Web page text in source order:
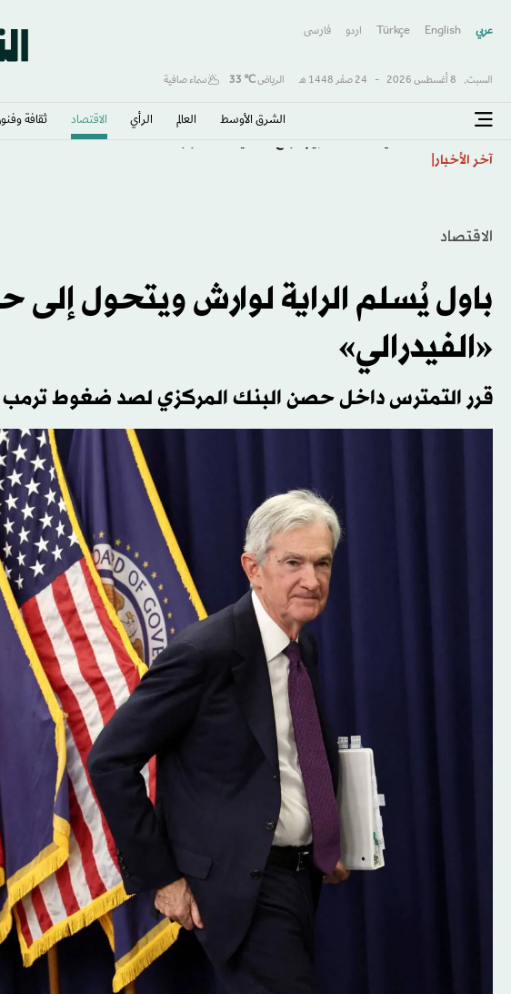
عربي English
Türkçe اردو فارسى
السبت, 8 أغسطس 2026 - 24 صفَر 1448 هـ الرياض℃
33 سماء صافية
الشرق الأوسط​ العالم الرأي الاقتصاد ثقافة
آخر الأخبار
الاقتصاد
باول يُسلم الراية لوارش ويتحول إلى
«الفيدرالي»
قرر التمترس داخل حصن البنك المركزي لصد ضغوط